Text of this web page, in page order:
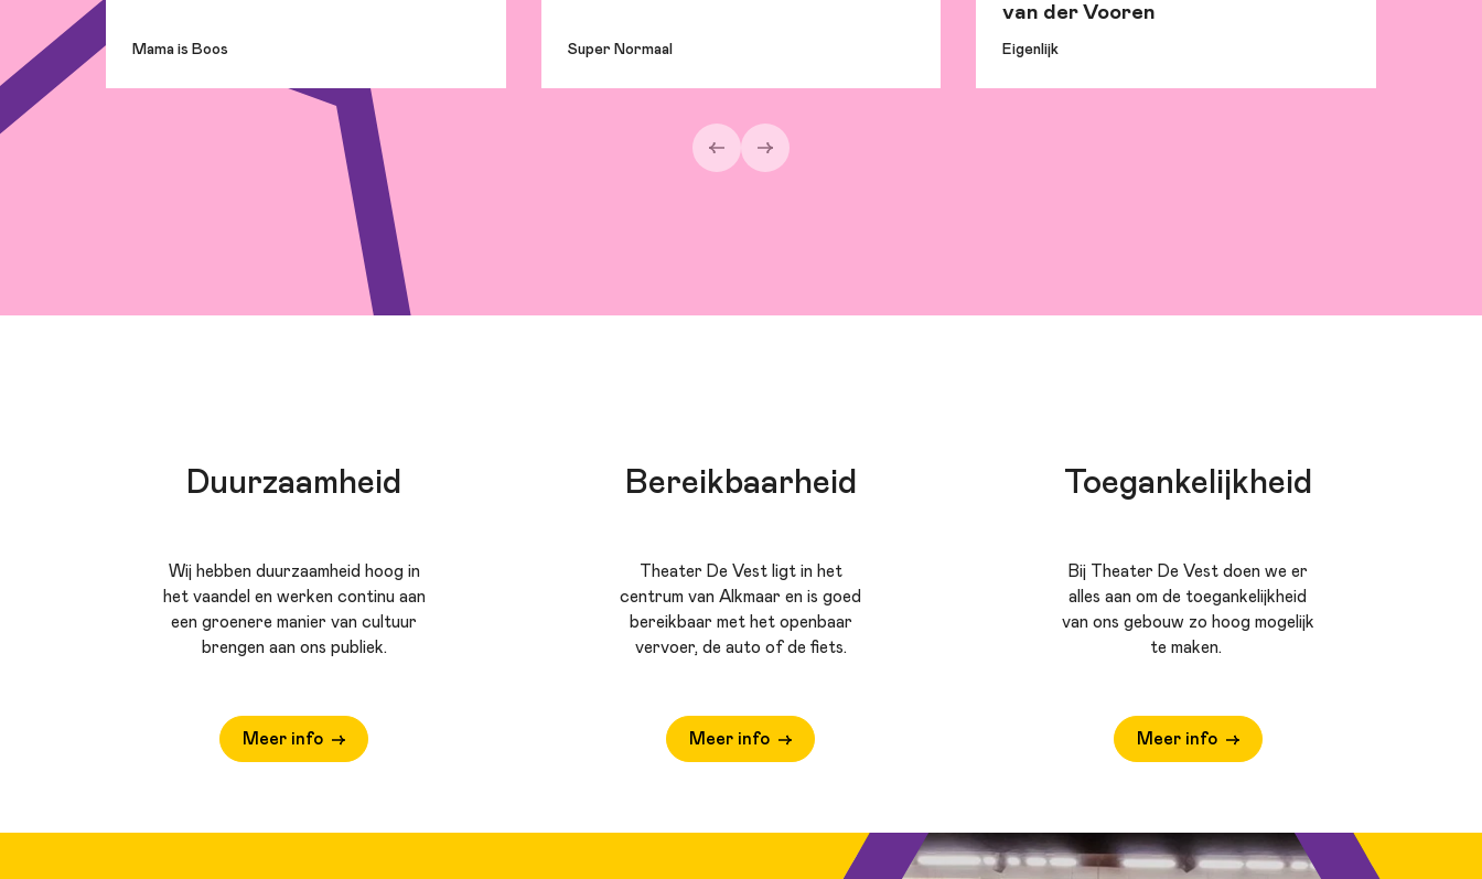
Mama is Boos Super Normaal
van der Vooren
Eigenlijk
Duurzaamheid
Wij hebben duurzaamheid hoog in
het vaandel en werken continu aan
een groenere manier van cultuur
brengen aan ons publiek.
Meer info
Bereikbaarheid
Theater De Vest ligt in het
centrum van Alkmaar en is goed
bereikbaar met het openbaar
vervoer, de auto of de fiets.
Meer info
Toegankelijkheid
Bij Theater De Vest doen we er
alles aan om de toegankelijkheid
van ons gebouw zo hoog mogelijk
te maken.
Meer info